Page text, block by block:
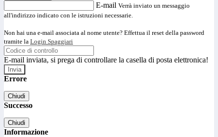
E-mail Verrà inviato un messaggio
all'indirizzo indicato con le istruzioni necessarie.
Non hai una e-mail associata al nome utente? Effettua il reset della password
tramite la Login Spaggiari
E-mail inviata, si prega di controllare la casella di posta elettronica!
Errore
Chiudi
Successo
Chiudi
Informazione